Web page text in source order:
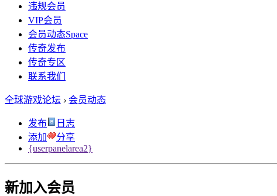
违规会员
VIP会员
会员动态Space
传奇发布
传奇专区
联系我们
全球游戏论坛 › 会员动态
发布
日志
添加
分享
{userpanelarea2}
新加入会员